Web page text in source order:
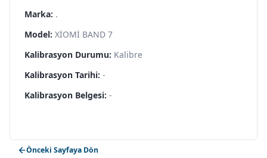
Marka: .
Model: XİOMİ BAND 7
Kalibrasyon Durumu: Kalibre
Kalibrasyon Tarihi: -
Kalibrasyon Belgesi: -
Önceki Sayfaya Dön